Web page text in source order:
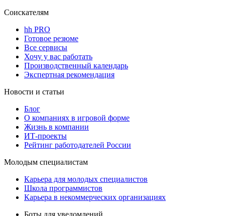
Соискателям
hh PRO
Готовое резюме
Все сервисы
Хочу у вас работать
Производственный календарь
Экспертная рекомендация
Новости и статьи
Блог
О компаниях в игровой форме
Жизнь в компании
ИТ-проекты
Рейтинг работодателей России
Молодым специалистам
Карьера для молодых специалистов
Школа программистов
Карьера в некоммерческих организациях
Боты для уведомлений